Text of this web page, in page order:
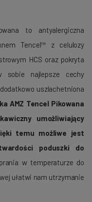
to antyalergiczna
Tencel™ z celulozy
HCS oraz pokryta
sobie najlepsze cechy
uszlachetniona
AMZ Tencel Pikowana
umożliwiający
temu możliwe jest
poduszki do
w temperaturze do
ułatwi nam utrzymanie